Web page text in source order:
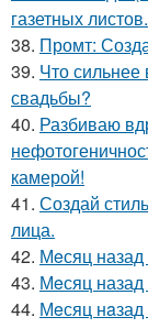
газетных листов.
38. Промт:
39. Что сильнее
свадьбы?
40. Разбиваю
камерой!
41. Создай
лица.
42. Мeсяц
43. Мeсяц
44. Мeсяц